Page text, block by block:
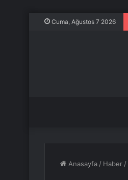
Cuma, Ağustos 7 2026
Anasayfa / Haber /